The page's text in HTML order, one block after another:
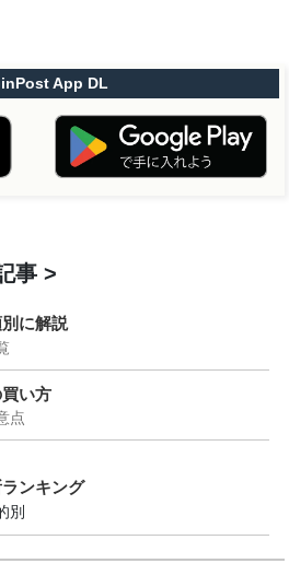
App DL
事
に解説
い方
点
ンキング
別